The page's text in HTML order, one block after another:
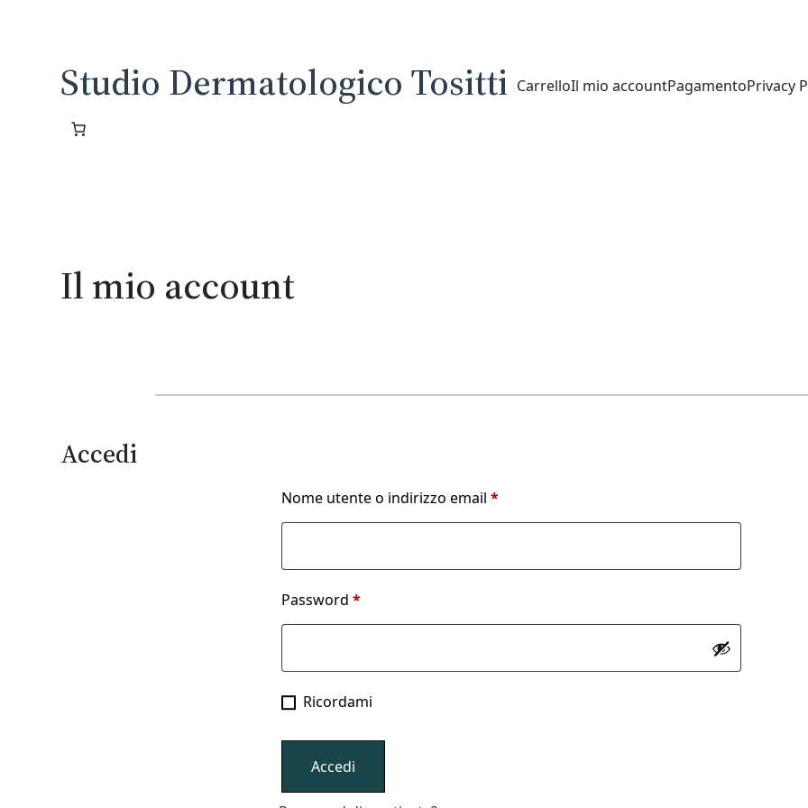
Studio Dermatologico Tositti CarrelloIl mio accountPagamentoPrivacy
Il mio account
Accedi
Nome utente o indirizzo email*Richiesto
Password*Richiesto
Ricordami
Accedi